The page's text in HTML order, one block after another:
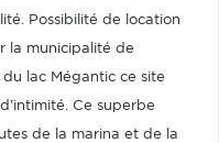
Possibilité de location
la municipalité de
lac Mégantic ce site
Ce superbe
de la marina et de la